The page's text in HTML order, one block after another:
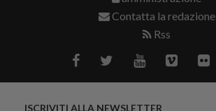
Contatta la redazione
Rss
ISCRIVITI ALLA NEWSLETTER